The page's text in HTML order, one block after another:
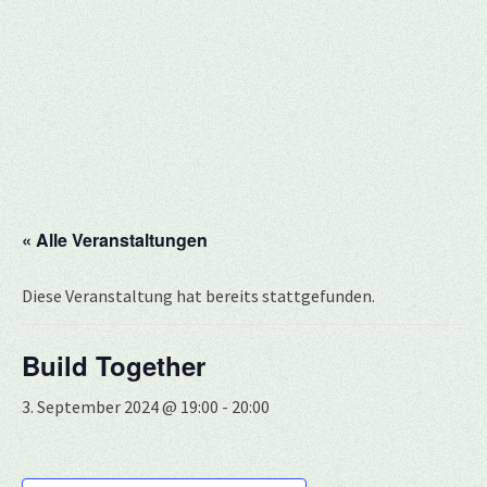
« Alle Veranstaltungen
Diese Veranstaltung hat bereits stattgefunden.
Build Together
3. September 2024 @ 19:00 - 20:00